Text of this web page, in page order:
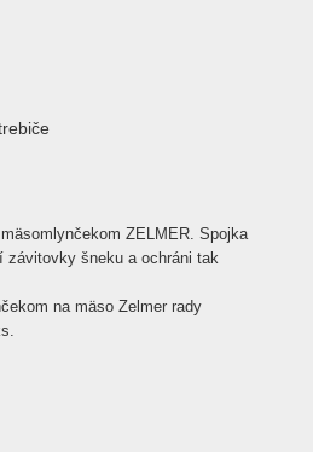
ZELMER. Spojka
závitovky šneku a ochráni tak
na mäso Zelmer rady